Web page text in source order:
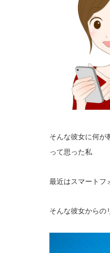
そんな彼女に何が
って思った私
最近はスマートフ
そんな彼女からの